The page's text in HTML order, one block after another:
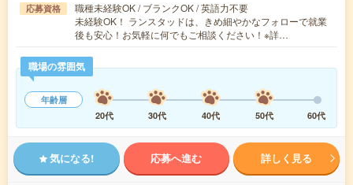
応募資格
職種未経験OK / ブランクOK / 英語力不要
未経験OK！ ランスタッドは、きめ細やかなフォローで就業
後も安心！お気軽に何でもご相談ください！※詳…
職場の雰囲気
年齢層
20代
30代 40代 50代 60代
気になる! 応募へ進む 詳しく見る